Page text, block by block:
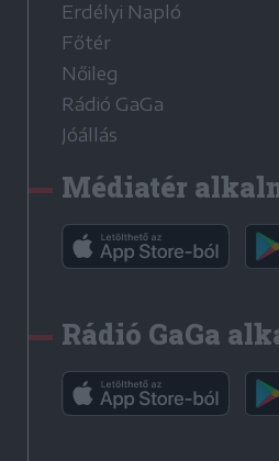
Erdélyi Napló
Főtér
Nőileg
Rádió GaGa
Jóállás
Médiatér
Rádió GaGa